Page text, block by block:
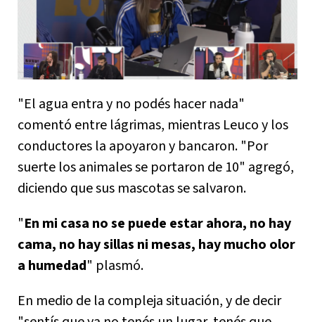
"El agua entra y no podés hacer nada"
comentó entre lágrimas, mientras Leuco y los
conductores la apoyaron y bancaron. "Por
suerte los animales se portaron de 10" agregó,
diciendo que sus mascotas se salvaron.
"En mi casa no se puede estar ahora, no hay
cama, no hay sillas ni mesas, hay mucho olor
a humedad" plasmó.
En medio de la compleja situación, y de decir